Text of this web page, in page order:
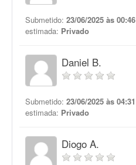
Submetido: 23/06/2025 às 00:46
estimada: Privado
Daniel B.
Submetido: 23/06/2025 às 04:31
estimada: Privado
Diogo A.